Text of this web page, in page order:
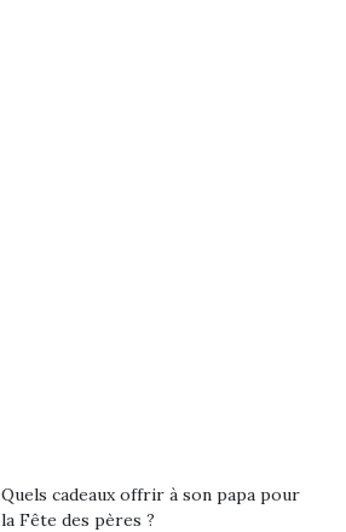
Quels cadeaux offrir à son papa pour
la Fête des pères ?